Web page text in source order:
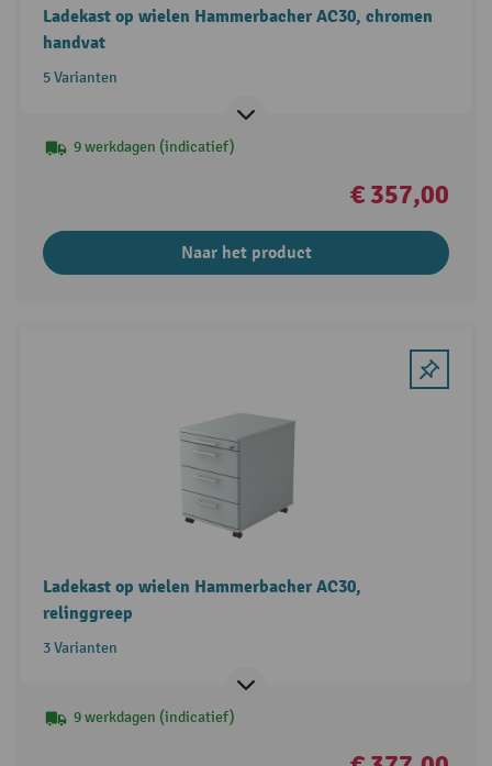
Ladekast op wielen Hammerbacher AC30, chromen
handvat
5 Varianten
9 werkdagen (indicatief)
€ 357,00
Naar het product
Ladekast op wielen Hammerbacher AC30,
relinggreep
3 Varianten
9 werkdagen (indicatief)